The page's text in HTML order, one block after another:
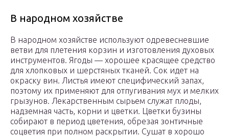
В народном хозяйстве
В народном хозяйстве используют одревесневшие
ветви для плетения корзин и изготовления духовых
инструментов. Ягоды — хорошее красящее средство
для хлопковых и шерстяных тканей. Сок идет на
окраску вин. Листья имеют специфический запах,
поэтому их применяют для отпугивания мух и мелких
грызунов. Лекарственным сырьем служат плоды,
надземная часть, корни и цветки. Цветки бузины
собирают в период цветения, обрезая зонтичные
соцветия при полном раскрытии. Сушат в хорошо